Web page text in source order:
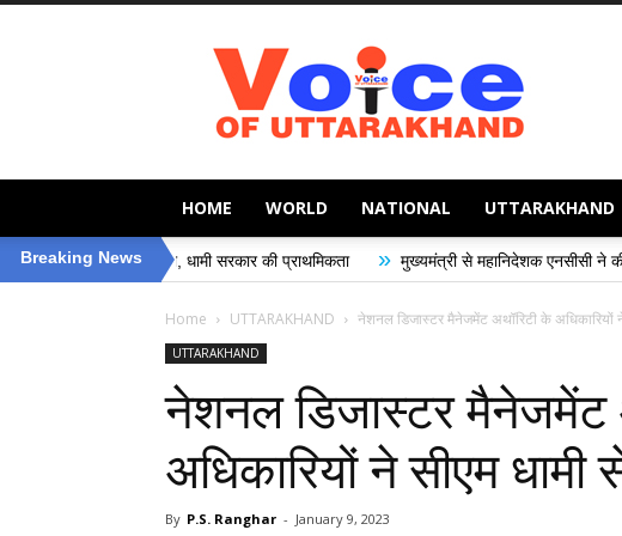
Voice
of
Uttarakhand
HOME WORLD NATIONAL UTTARAKHAND
Breaking News
धामी सरकार की प्राथमिकता » मुख्यमंत्री से महानिदेशक एनसीसी ने की शिष्टाचार भेंट »
Home UTTARAKHAND नेशनल डिजास्टर मैनेजमेंट अथॉरिटी के अधिकारियों
UTTARAKHAND
नेशनल डिजास्टर मैनेजमेंट
अधिकारियों ने सीएम
By P.S. Ranghar - January 9, 2023